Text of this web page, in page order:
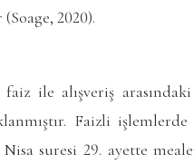
2020).
ile alışveriş
Faizli
suresi 29. ayette